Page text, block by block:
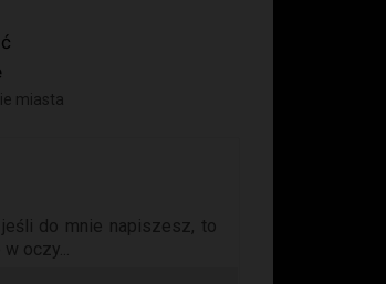
miasta
do mnie napiszesz, to
oczy...